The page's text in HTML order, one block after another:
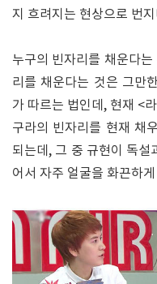
지 흐려지는 현상으로 번
누구의 빈자리를 채운다
리를 채운다는 것은 그만
가 따르는 법인데, 현재 <
구라의 빈자리를 현재 채
되는데, 그 중 규현이 독설
어서 자주 얼굴을 화끈하